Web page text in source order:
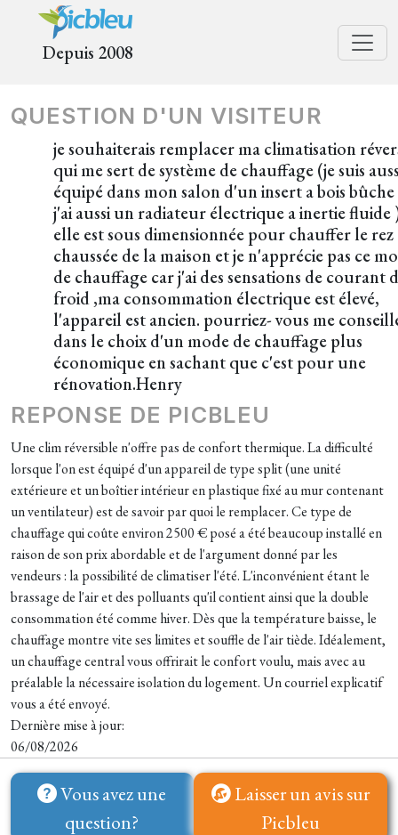
Depuis 2008
QUESTION D'UN VISITEUR
je souhaiterais remplacer ma climatisation
qui me sert de système de chauffage (je suis
équipé dans mon salon d'un insert a bois
j'ai aussi un radiateur électrique a inertie fluide
elle est sous dimensionnée pour chauffer le rez
chaussée de la maison et je n'apprécie pas ce
de chauffage car j'ai des sensations de courant
froid ,ma consommation électrique est élevé,
l'appareil est ancien. pourriez- vous me
dans le choix d'un mode de chauffage plus
économique en sachant que c'est pour une
rénovation.Henry
REPONSE DE PICBLEU
Une clim réversible n'offre pas de confort thermique. La difficulté
lorsque l'on est équipé d'un appareil de type split (une unité
extérieure et un boîtier intérieur en plastique fixé au mur contenant
un ventilateur) est de savoir par quoi le remplacer. Ce type de
chauffage qui coûte environ 2500 € posé a été beaucoup installé en
raison de son prix abordable et de l'argument donné par les
vendeurs : la possibilité de climatiser l'été. L'inconvénient étant le
brassage de l'air et des polluants qu'il contient ainsi que la double
consommation été comme hiver. Dès que la température baisse, le
chauffage montre vite ses limites et souffle de l'air tiède. Idéalement,
un chauffage central vous offrirait le confort voulu, mais avec au
préalable la nécessaire isolation du logement. Un courriel explicatif
vous a été envoyé.
Dernière mise à jour:
06/08/2026
Vous avez une
question?
Laisser un avis sur
Picbleu